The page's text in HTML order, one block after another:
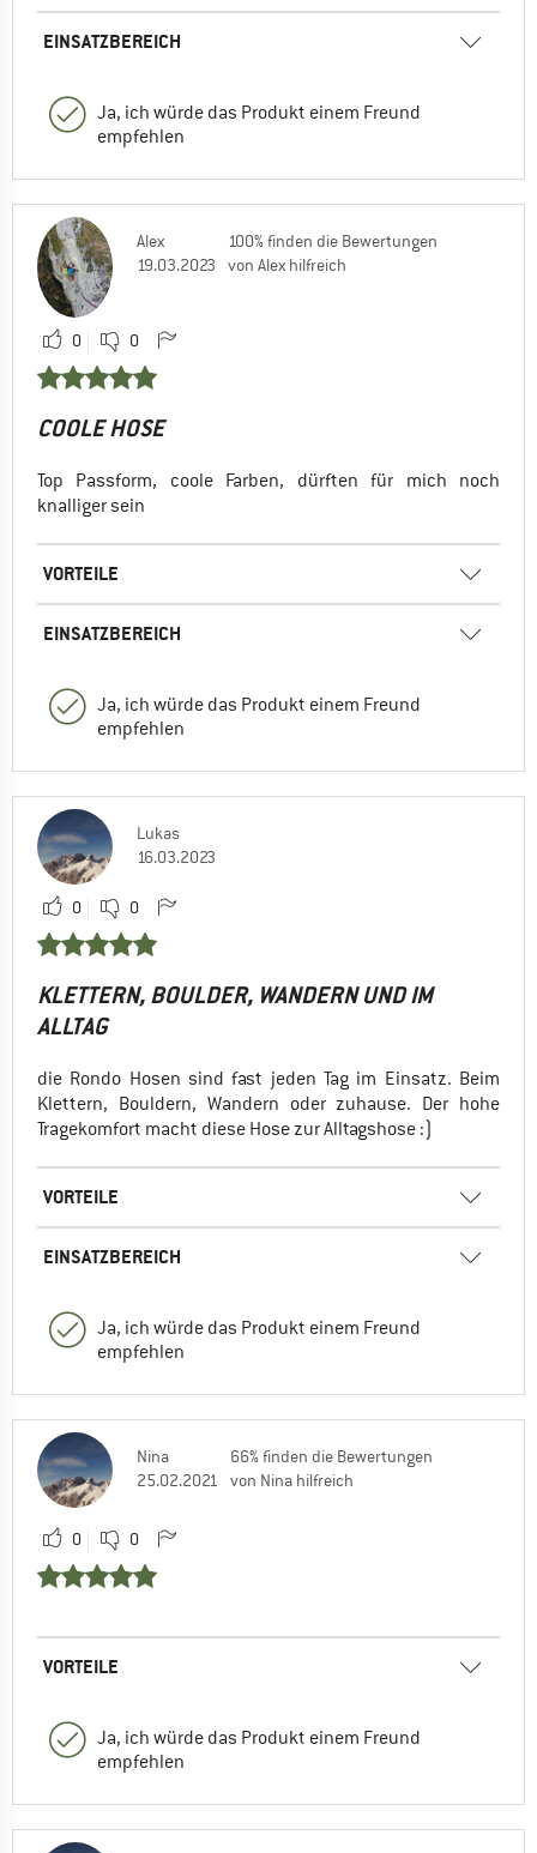
EINSATZBEREICH
Ja, ich würde das Produkt einem Freund
empfehlen
Alex
19.03.2023
100% finden die Bewertungen
von Alex hilfreich
0 0
COOLE HOSE
Top Passform, coole Farben, dürften für mich noch
knalliger sein
VORTEILE
EINSATZBEREICH
Ja, ich würde das Produkt einem Freund
empfehlen
Lukas
16.03.2023
0 0
KLETTERN, BOULDER, WANDERN UND IM
ALLTAG
die Rondo Hosen sind fast jeden Tag im Einsatz. Beim
Klettern, Bouldern, Wandern oder zuhause. Der hohe
Tragekomfort macht diese Hose zur Alltagshose :)
VORTEILE
EINSATZBEREICH
Ja, ich würde das Produkt einem Freund
empfehlen
Nina
25.02.2021
66% finden die Bewertungen
von Nina hilfreich
0 0
VORTEILE
Ja, ich würde das Produkt einem Freund
empfehlen